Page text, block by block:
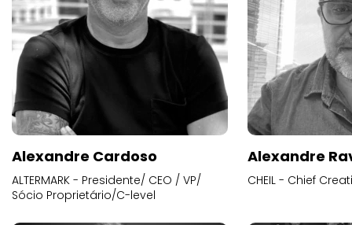
Alexandre Cardoso
ALTERMARK - Presidente/ CEO / VP/
Sócio Proprietário/C-level
Alexandre
CHEIL - Chief